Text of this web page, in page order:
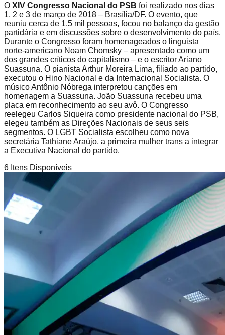
O XIV Congresso Nacional do PSB foi realizado nos dias
1, 2 e 3 de março de 2018 – Brasília/DF. O evento, que
reuniu cerca de 1,5 mil pessoas, focou no balanço da gestão
partidária e em discussões sobre o desenvolvimento do país.
Durante o Congresso foram homenageados o linguista
norte-americano Noam Chomsky – apresentado como um
dos grandes críticos do capitalismo – e o escritor Ariano
Suassuna. O pianista Arthur Moreira Lima, filiado ao partido,
executou o Hino Nacional e da Internacional Socialista. O
músico Antônio Nóbrega interpretou canções em
homenagem a Suassuna. João Suassuna recebeu uma
placa em reconhecimento ao seu avô. O Congresso
reelegeu Carlos Siqueira como presidente nacional do PSB,
elegeu também as Direções Nacionais de seus seis
segmentos. O LGBT Socialista escolheu como nova
secretária Tathiane Araújo, a primeira mulher trans a integrar
a Executiva Nacional do partido.
6 Itens Disponíveis